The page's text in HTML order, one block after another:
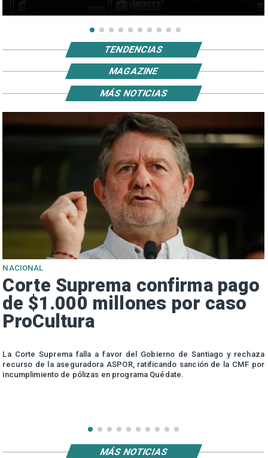
TENDENCIAS
MAGAZINE
NACIONAL
Corte Suprema confirma pago
de $1.000 millones por caso
ProCultura
La Corte Suprema falla a favor del Gobierno de Santiago y rechaza
recurso de la aseguradora ASPOR, ratificando sanción de la CMF por
incumplimiento de pólizas en programa Quédate.
MÁS NOTICIAS
MÁS NOTICIAS